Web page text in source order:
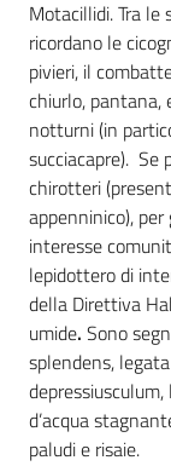
Motacillidi. Tra le
ricordano le
pivieri, il
chiurlo, pantana,
notturni (in
succiacapre). Se
chirotteri
appenninico),
interesse
lepidottero di
della Direttiva
umide. Sono
splendens,
d’acqua
paludi e risaie.